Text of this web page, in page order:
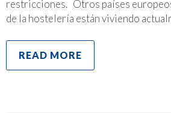
restricciones. Otros países
de la hostelería están viviendo
READ MORE